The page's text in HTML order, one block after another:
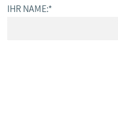
IHR NAME:*